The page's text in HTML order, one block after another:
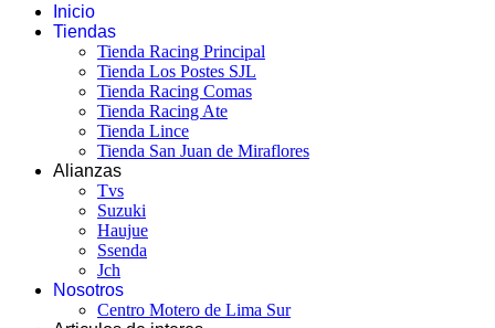
Inicio
Tiendas
Tienda Racing Principal
Tienda Los Postes SJL
Tienda Racing Comas
Tienda Racing Ate
Tienda Lince
Tienda San Juan de Miraflores
Alianzas
Tvs
Suzuki
Haujue
Ssenda
Jch
Nosotros
Centro Motero de Lima Sur